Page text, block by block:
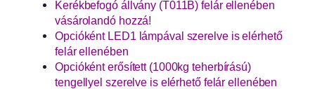
Kerékbefogó állvány (T011B) felár ellenében
vásárolandó hozzá!
Opcióként LED1 lámpával szerelve is elérhető
felár ellenében
Opcióként erősített (1000kg teherbírású)
tengellyel szerelve is elérhető felár ellenében